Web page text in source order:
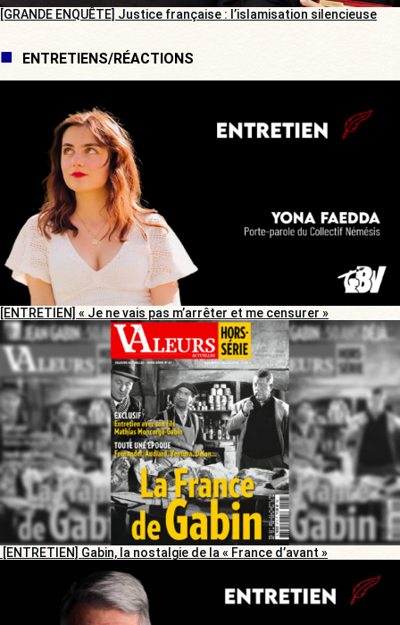
[GRANDE ENQUÊTE] Justice française : l’islamisation silencieuse
ENTRETIENS/RÉACTIONS
[ENTRETIEN] « Je ne vais pas m’arrêter et me censurer »
[ENTRETIEN] Gabin, la nostalgie de la « France d’avant »